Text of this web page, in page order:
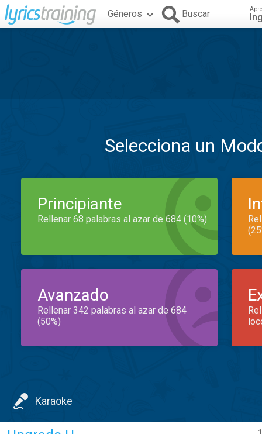
Géneros Buscar
Selecciona un
Principiante
Rellenar 68 palabras al azar de 684 (10%)
Avanzado
Rellenar 342 palabras al azar de 684
(50%)
Karaoke